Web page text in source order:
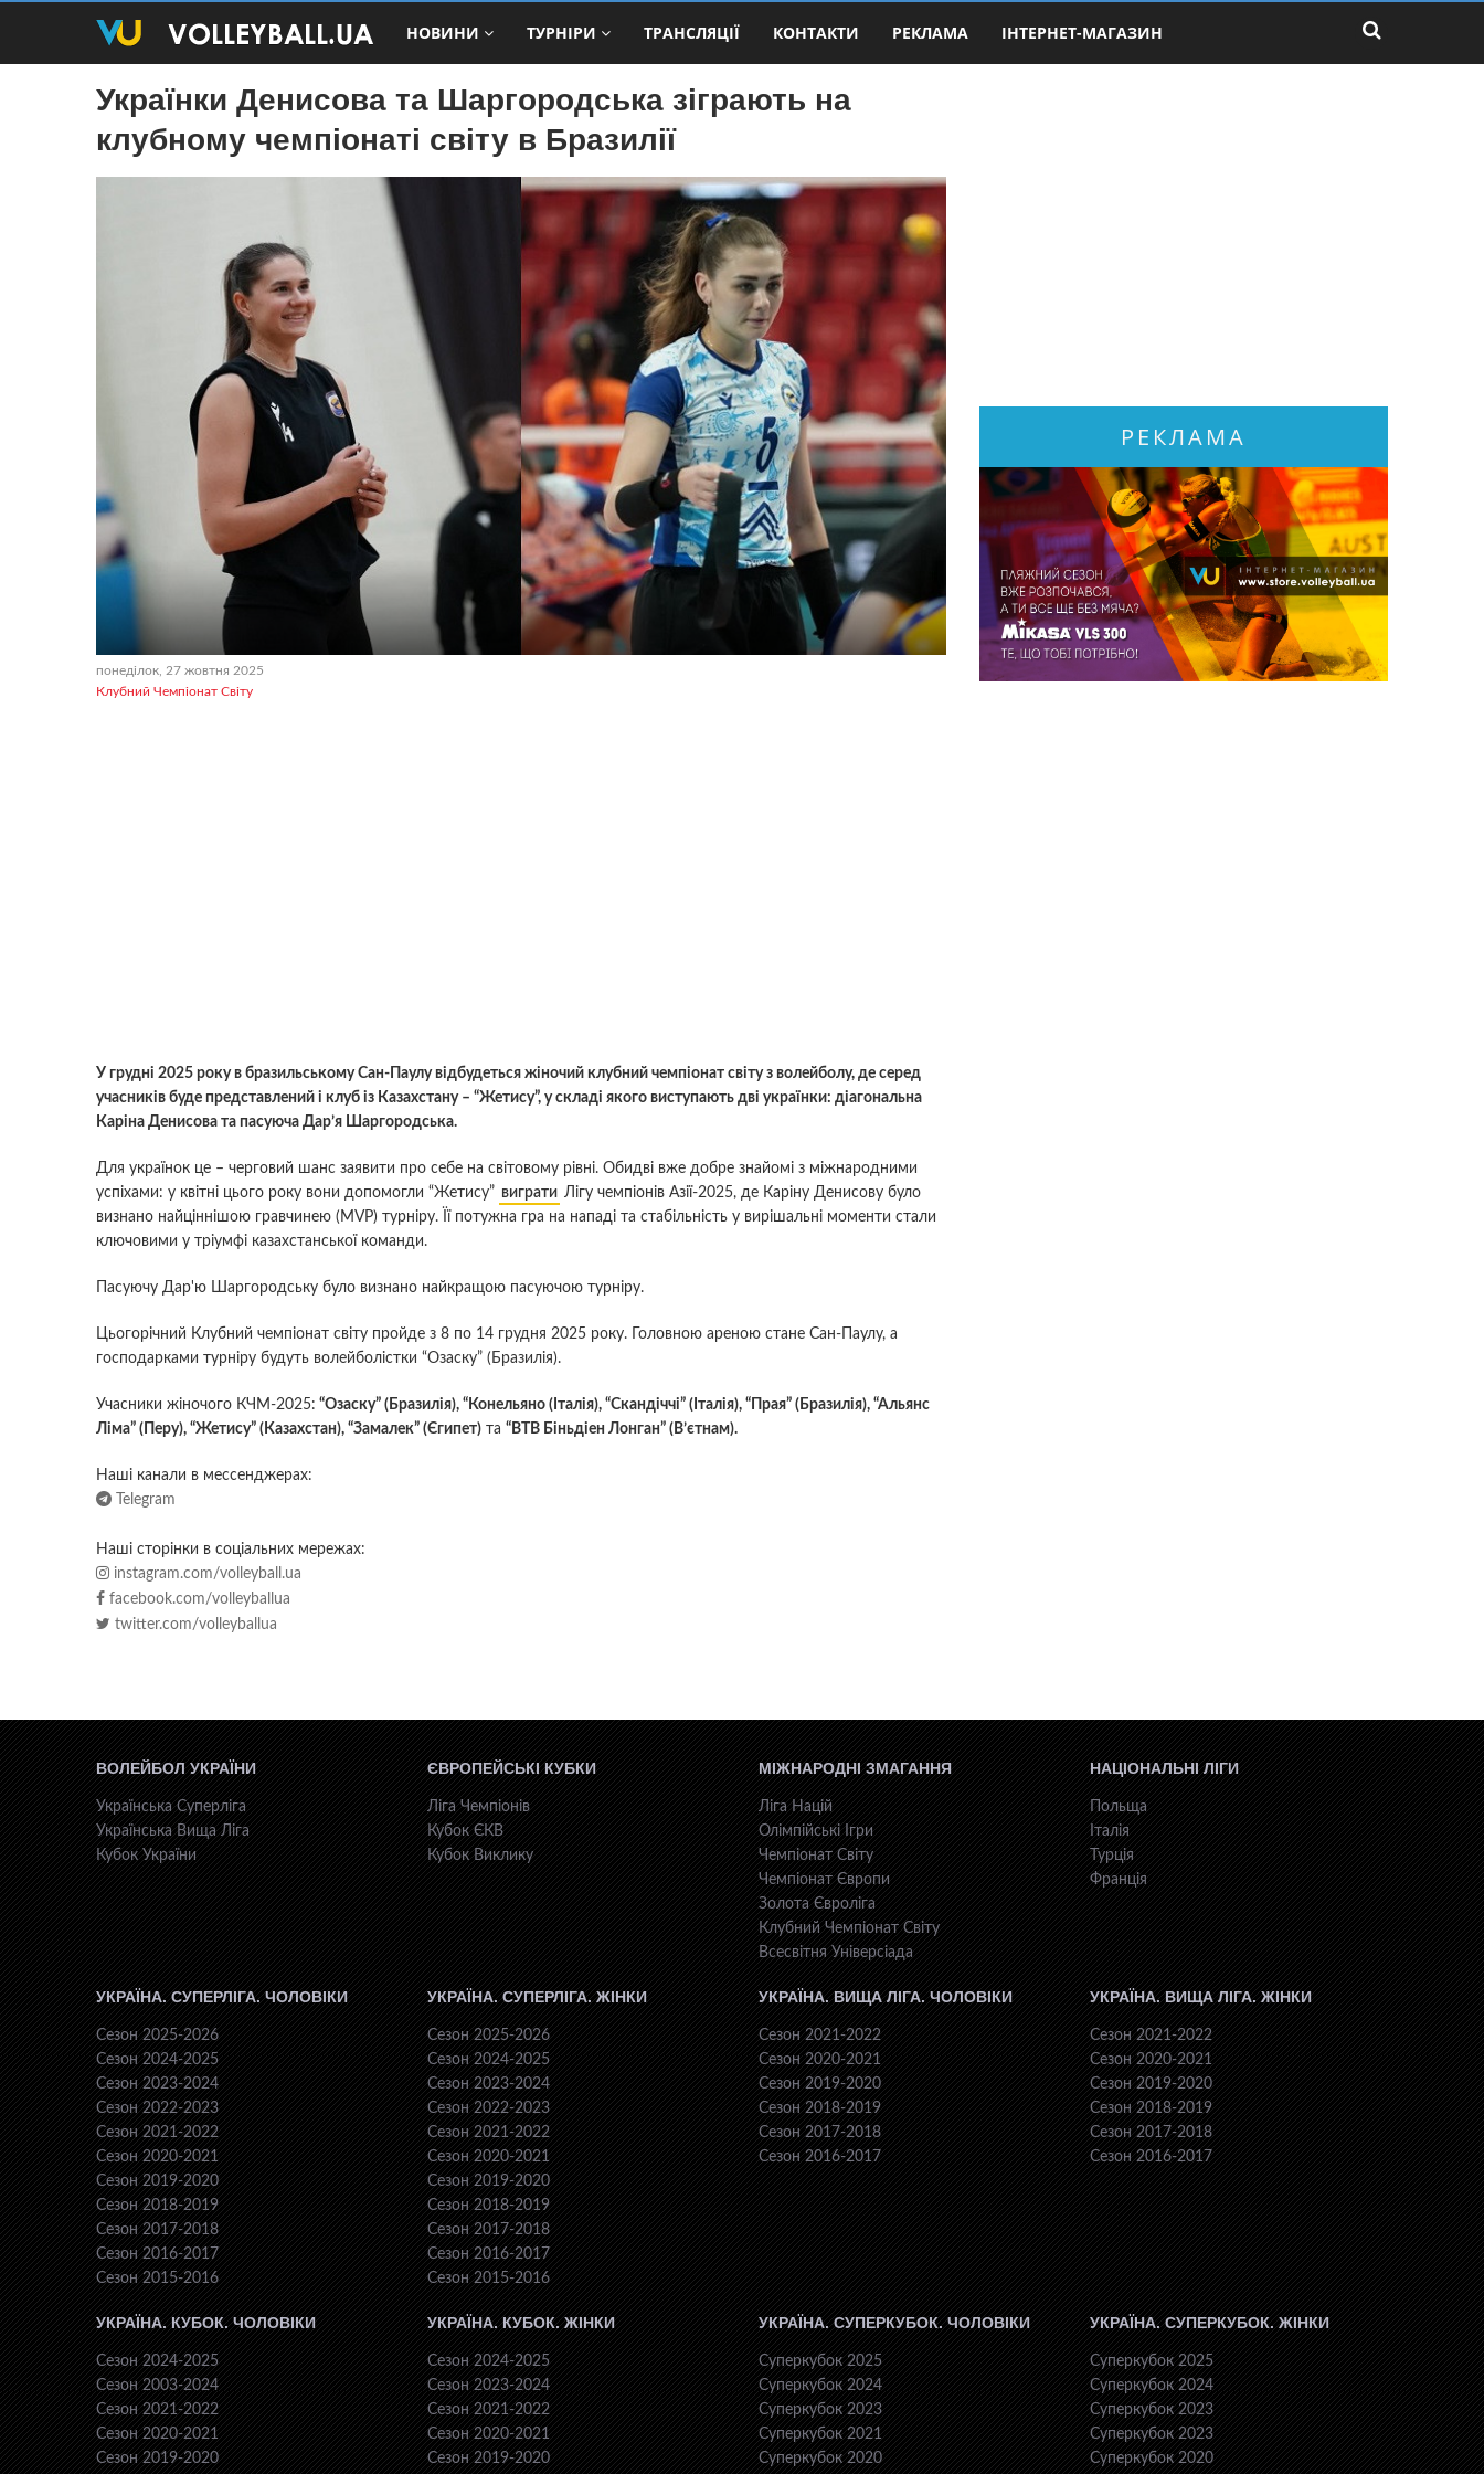
НОВИНИ ТУРНІРИ ТРАНСЛЯЦІЇ КОНТАКТИ РЕКЛАМА ІНТЕРНЕТ-МАГАЗИН
Українки Денисова та Шаргородська зіграють на
клубному чемпіонаті світу в Бразилії
понеділок, 27 жовтня 2025
Клубний Чемпіонат Світу
У грудні 2025 року в бразильському Сан-Паулу відбудеться жіночий клубний чемпіонат світу з волейболу, де серед
учасників буде представлений і клуб із Казахстану – “Жетису”, у складі якого виступають дві українки: діагональна
Каріна Денисова та пасуюча Дар’я Шаргородська.
Для українок це – черговий шанс заявити про себе на світовому рівні. Обидві вже добре знайомі з міжнародними
успіхами: у квітні цього року вони допомогли “Жетису” виграти Лігу чемпіонів Азії-2025, де Каріну Денисову було
визнано найціннішою гравчинею (MVP) турніру. Її потужна гра на нападі та стабільність у вирішальні моменти стали
ключовими у тріумфі казахстанської команди.
Пасуючу Дар'ю Шаргородську було визнано найкращою пасуючою турніру.
Цьогорічний Клубний чемпіонат світу пройде з 8 по 14 грудня 2025 року. Головною ареною стане Сан-Паулу, а
господарками турніру будуть волейболістки “Озаску” (Бразилія).
Учасники жіночого КЧМ-2025: “Озаску” (Бразилія), “Конельяно (Італія), “Скандіччі” (Італія), “Прая” (Бразилія), “Альянс
Ліма” (Перу), “Жетису” (Казахстан), “Замалек” (Єгипет) та “ВТВ Біньдіен Лонган” (В’єтнам).
Наші канали в мессенджерах:
Telegram
Наші сторінки в соціальних мережах:
instagram.com/volleyball.ua
facebook.com/volleyballua
twitter.com/volleyballua
РЕКЛАМА
ВОЛЕЙБОЛ УКРАЇНИ
Українська Суперліга
Українська Вища Ліга
Кубок України
ЄВРОПЕЙСЬКІ КУБКИ
Ліга Чемпіонів
Кубок ЄКВ
Кубок Виклику
МІЖНАРОДНІ ЗМАГАННЯ
Ліга Націй
Олімпійські Ігри
Чемпіонат Світу
Чемпіонат Європи
Золота Євроліга
Клубний Чемпіонат Світу
Всесвiтня Унiверсiaда
НАЦІОНАЛЬНІ ЛІГИ
Польща
Італія
Турція
Франція
УКРАЇНА. СУПЕРЛІГА. ЧОЛОВІКИ
Сезон 2025-2026
Сезон 2024-2025
Сезон 2023-2024
Сезон 2022-2023
Сезон 2021-2022
Сезон 2020-2021
Сезон 2019-2020
Сезон 2018-2019
Сезон 2017-2018
Сезон 2016-2017
Сезон 2015-2016
УКРАЇНА. СУПЕРЛІГА. ЖІНКИ
Сезон 2025-2026
Сезон 2024-2025
Сезон 2023-2024
Сезон 2022-2023
Сезон 2021-2022
Сезон 2020-2021
Сезон 2019-2020
Сезон 2018-2019
Сезон 2017-2018
Сезон 2016-2017
Сезон 2015-2016
УКРАЇНА. ВИЩА ЛІГА. ЧОЛОВІКИ
Сезон 2021-2022
Сезон 2020-2021
Сезон 2019-2020
Сезон 2018-2019
Сезон 2017-2018
Сезон 2016-2017
УКРАЇНА. ВИЩА ЛІГА. ЖІНКИ
Сезон 2021-2022
Сезон 2020-2021
Сезон 2019-2020
Сезон 2018-2019
Сезон 2017-2018
Сезон 2016-2017
УКРАЇНА. КУБОК. ЧОЛОВІКИ
Сезон 2024-2025
Сезон 2003-2024
Сезон 2021-2022
Сезон 2020-2021
Сезон 2019-2020
УКРАЇНА. КУБОК. ЖІНКИ
Сезон 2024-2025
Сезон 2023-2024
Сезон 2021-2022
Сезон 2020-2021
Сезон 2019-2020
УКРАЇНА. СУПЕРКУБОК. ЧОЛОВІКИ
Суперкубок 2025
Суперкубок 2024
Суперкубок 2023
Суперкубок 2021
Суперкубок 2020
УКРАЇНА. СУПЕРКУБОК. ЖІНКИ
Суперкубок 2025
Суперкубок 2024
Суперкубок 2023
Суперкубок 2023
Суперкубок 2020